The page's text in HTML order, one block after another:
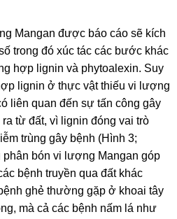
Mangan được báo cáo sẽ kích
trong đó xúc tác các bước khác
hợp lignin và phytoalexin. Suy
lignin ở thực vật thiếu vi lượng
liên quan đến sự tấn công gây
từ đất, vì lignin đóng vai trò
trùng gây bệnh (Hình 3;
phân bón vi lượng Mangan góp
bệnh truyền qua đất khác
ghẻ thường gặp ở khoai tây
mà cả các bệnh nấm lá như